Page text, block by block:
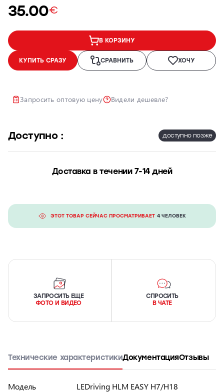
35.00€
В КОРЗИНУ
КУПИТЬ СРАЗУ СРАВНИТЬ ХОЧУ
Запросить оптовую цену Видели дешевле?
Доступно : доступно позже
Доставка в течении 7-14 дней
ЭТОТ ТОВАР СЕЙЧАС ПРОСМАТРИВАЕТ 4 ЧЕЛОВЕК
ЗАПРОСИТЬ ЕЩЕ
ФОТО И ВИДЕО
СПРОСИТЬ
В ЧАТЕ
Технические характеристикиДокументацияОтзывы
Модель
LEDriving HLM EASY H7/H18
Ремонт и
восстановление
автомобильных
фар
Полировка
дополнительного